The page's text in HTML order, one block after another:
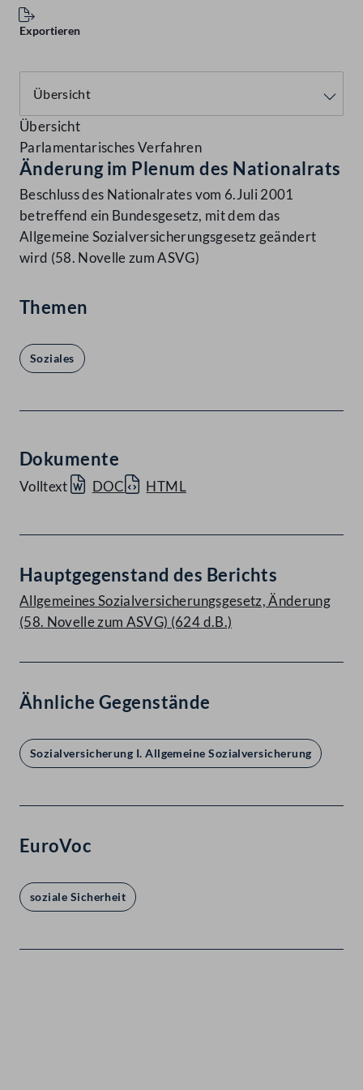
Exportieren
Übersicht
Parlamentarisches Verfahren
Änderung im Plenum des Nationalrats
Beschluss des Nationalrates vom 6.Juli 2001
betreffend ein Bundesgesetz, mit dem das
Allgemeine Sozialversicherungsgesetz geändert
wird (58. Novelle zum ASVG)
Themen
Soziales
Dokumente
Volltext DOC HTML
Hauptgegenstand des Berichts
Allgemeines Sozialversicherungsgesetz, Änderung
(58. Novelle zum ASVG) (624 d.B.)
Ähnliche Gegenstände
Sozialversicherung I. Allgemeine Sozialversicherung
EuroVoc
soziale Sicherheit